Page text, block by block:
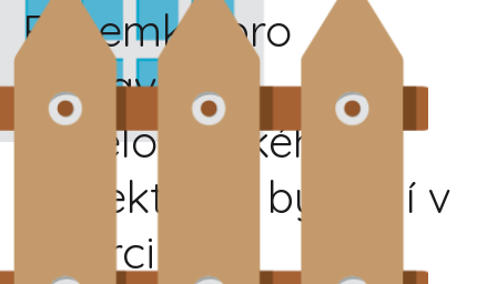
Pozemky pro
výstavbu
developerského
projektu na bydlení v
Liberci